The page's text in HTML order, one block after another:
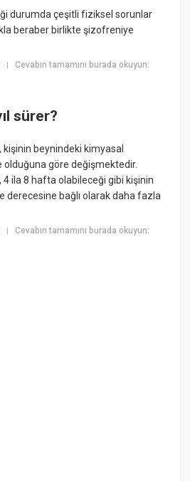
durumda çeşitli fiziksel sorunlar
beraber birlikte şizofreniye
|Cevabın tamamını burada okuyun:
sürer?
beynindeki kimyasal
olduğuna göre değişmektedir.
ila 8 hafta olabileceği gibi kişinin
derecesine bağlı olarak daha fazla
|Cevabın tamamını burada okuyun: